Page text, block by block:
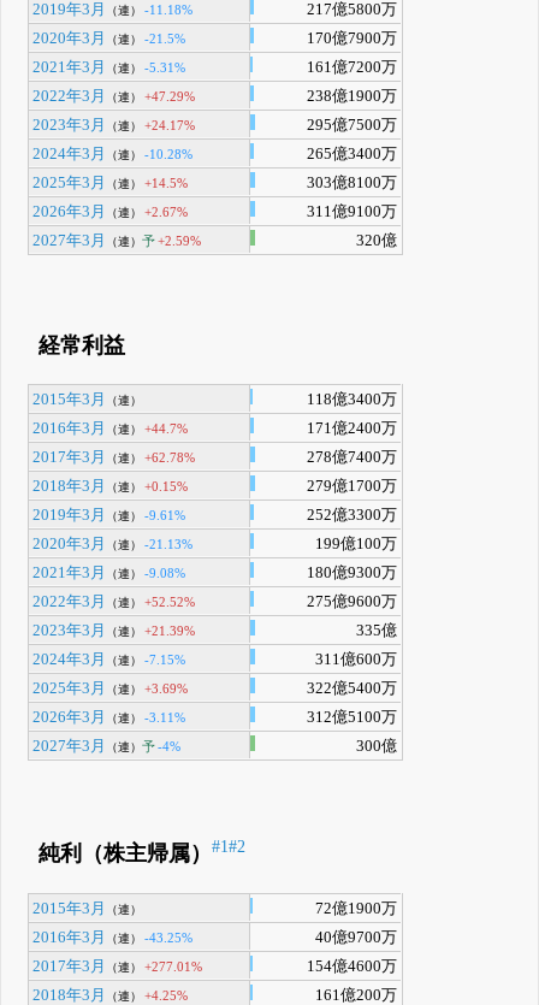
2019年3月
（連） -11.18%
217億5800万
2020年3月
（連） -21.5%
170億7900万
2021年3月
（連） -5.31%
161億7200万
2022年3月
（連） +47.29%
238億1900万
2023年3月
（連） +24.17%
295億7500万
2024年3月
（連） -10.28%
265億3400万
2025年3月
（連） +14.5%
303億8100万
2026年3月
（連） +2.67%
311億9100万
2027年3月
（連）予+2.59% 320億
経常利益
2015年3月 （連）
118億3400万
2016年3月
（連） +44.7%
171億2400万
2017年3月
（連） +62.78%
278億7400万
2018年3月
（連） +0.15%
279億1700万
2019年3月
（連） -9.61%
252億3300万
2020年3月
（連） -21.13%
199億100万
2021年3月
（連） -9.08%
180億9300万
2022年3月
（連） +52.52%
275億9600万
2023年3月
（連） +21.39%
335億
2024年3月
（連） -7.15%
311億600万
2025年3月
（連） +3.69%
322億5400万
2026年3月
（連） -3.11%
312億5100万
2027年3月
（連）予-4% 300億
純利（株主帰属）#1#2
2015年3月 （連）
72億1900万
2016年3月
（連） -43.25%
40億9700万
2017年3月
（連） +277.01%
154億4600万
2018年3月
（連） +4.25%
161億200万